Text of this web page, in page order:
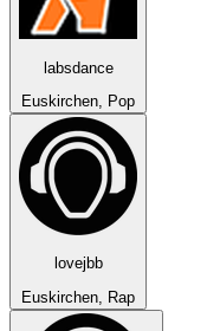
labsdance
Euskirchen, Pop
lovejbb
Euskirchen, Rap